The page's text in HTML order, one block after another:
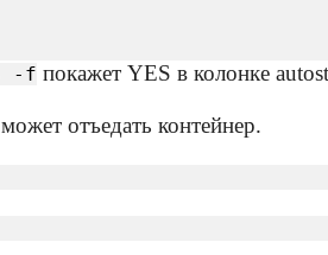
-f покажет YES в колонке
отъедать контейнер.